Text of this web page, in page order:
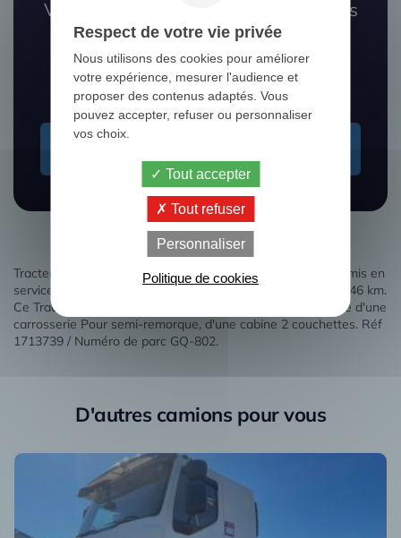
Vous ne trouvez pas le camion que vous
recherchez ?
Nos experts vous aident à le dénicher
Tracteur routier Pour semi-remorque Renault T HIGH 480 mis en
service le 03/08/2023 comptabilise un kilométrage de 203846 km.
Ce Tracteur routier Renault T HIGH 480 d’occasion dispose d'une
carrosserie Pour semi-remorque, d'une cabine 2 couchettes. Réf
1713739 / Numéro de parc GQ-802.
D'autres camions pour vous
Respect de votre vie privée
Nous utilisons des cookies pour améliorer
votre expérience, mesurer l'audience et
proposer des contenus adaptés. Vous
pouvez accepter, refuser ou personnaliser
vos choix.
Tout accepter
Tout refuser
Personnaliser
Politique de cookies